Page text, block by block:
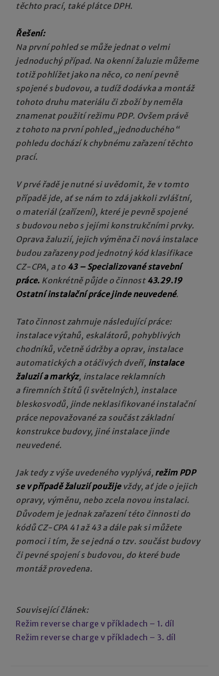
těchto prací, také plátce DPH.
Řešení:
Na první pohled se může jednat o velmi
jednoduchý případ. Na okenní žaluzie můžeme
totiž pohlížet jako na něco, co není pevně
spojené s budovou, a tudíž dodávka a montáž
tohoto druhu materiálu či zboží by neměla
znamenat použití režimu PDP. Ovšem právě
z tohoto na první pohled „jednoduchého“
pohledu dochází k chybnému zařazení těchto
prací.
V prvé řadě je nutné si uvědomit, že v tomto
případě jde, ať se nám to zdá jakkoli zvláštní,
o materiál (zařízení), které je pevně spojené
s budovou nebo s jejími konstrukčními prvky.
Oprava žaluzií, jejich výměna či nová instalace
budou zařazeny pod jednotný kód klasifikace
CZ-CPA, a to 43 – Specializované stavební
práce. Konkrétně půjde o činnost 43.29.19
Ostatní instalační práce jinde neuvedené.
Tato činnost zahrnuje následující práce:
instalace výtahů, eskalátorů, pohyblivých
chodníků, včetně údržby a oprav, instalace
automatických a otáčivých dveří, instalace
žaluzií a markýz, instalace reklamních
a firemních štítů (i světelných), instalace
bleskosvodů, jinde neklasifikované instalační
práce nepovažované za součást základní
konstrukce budovy, jiné instalace jinde
neuvedené.
Jak tedy z výše uvedeného vyplývá, režim PDP
se v případě žaluzií použijevždy, ať jde o jejich
opravy, výměnu, nebo zcela novou instalaci.
Důvodem je jednak zařazení této činnosti do
kódů CZ-CPA 41 až 43 a dále pak si můžete
pomoci i tím, že se jedná o tzv. součást budovy
či pevné spojení s budovou, do které bude
montáž provedena.
Související článek:
Režim reverse charge v příkladech – 1. díl
Režim reverse charge v příkladech – 3. díl